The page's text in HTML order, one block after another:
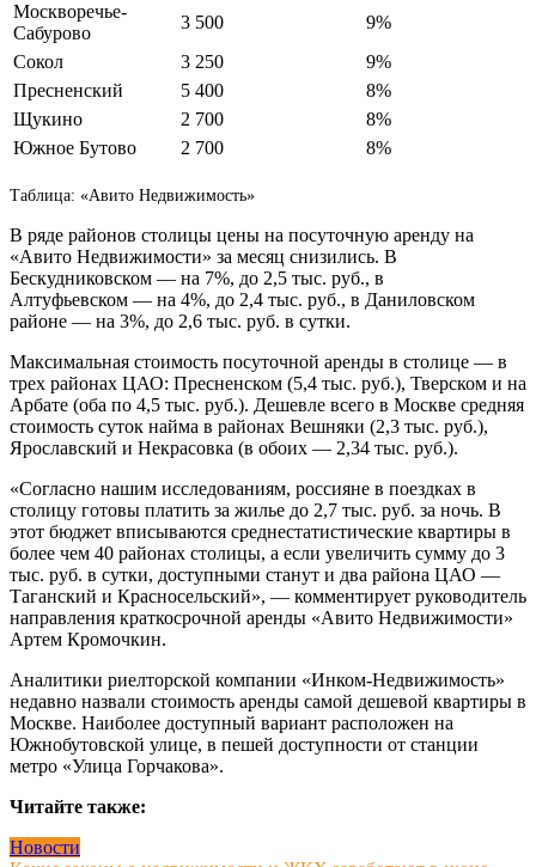
Москворечье-
Сабурово
3 500
9%
Сокол
3 250
9%
Пресненский
5 400
8%
Щукино
2 700
8%
Южное Бутово
2 700 8%
Таблица: «Авито Недвижимость»
В ряде районов столицы цены на посуточную аренду на
«Авито Недвижимости» за месяц снизились. В
Бескудниковском — на 7%, до 2,5 тыс. руб., в
Алтуфьевском — на 4%, до 2,4 тыс. руб., в Даниловском
районе — на 3%, до 2,6 тыс. руб. в сутки.
Максимальная стоимость посуточной аренды в столице — в
трех районах ЦАО: Пресненском (5,4 тыс. руб.), Тверском и на
Арбате (оба по 4,5 тыс. руб.). Дешевле всего в Москве средняя
стоимость суток найма в районах Вешняки (2,3 тыс. руб.),
Ярославский и Некрасовка (в обоих — 2,34 тыс. руб.).
«Согласно нашим исследованиям, россияне в поездках в
столицу готовы платить за жилье до 2,7 тыс. руб. за ночь. В
этот бюджет вписываются среднестатистические квартиры в
более чем 40 районах столицы, а если увеличить сумму до 3
тыс. руб. в сутки, доступными станут и два района ЦАО —
Таганский и Красносельский», — комментирует руководитель
направления краткосрочной аренды «Авито Недвижимости»
Артем Кромочкин.
Аналитики риелторской компании «Инком-Недвижимость»
недавно назвали стоимость аренды самой дешевой квартиры в
Москве. Наиболее доступный вариант расположен на
Южнобутовской улице, в пешей доступности от станции
метро «Улица Горчакова».
Читайте также:
Новости